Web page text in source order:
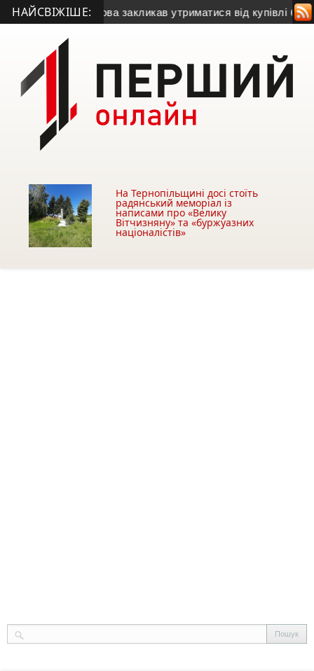
НАЙСВІЖІШЕ:
• Міський голова закликав утриматися від купівлі будівлі у
На Тернопільщині досі стоїть
радянський меморіал із
написами про «Велику
Вітчизняну» та «буржуазних
націоналістів»